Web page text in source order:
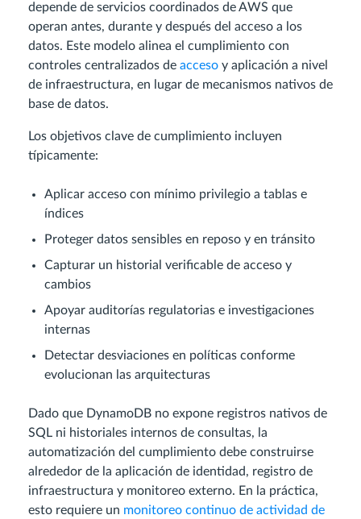
depende de servicios coordinados de AWS que
operan antes, durante y después del acceso a los
datos. Este modelo alinea el cumplimiento con
controles centralizados de acceso y aplicación a nivel
de infraestructura, en lugar de mecanismos nativos de
base de datos.
Los objetivos clave de cumplimiento incluyen
típicamente:
Aplicar acceso con mínimo privilegio a tablas e
índices
Proteger datos sensibles en reposo y en tránsito
Capturar un historial verificable de acceso y
cambios
Apoyar auditorías regulatorias e investigaciones
internas
Detectar desviaciones en políticas conforme
evolucionan las arquitecturas
Dado que DynamoDB no expone registros nativos de
SQL ni historiales internos de consultas, la
automatización del cumplimiento debe construirse
alrededor de la aplicación de identidad, registro de
infraestructura y monitoreo externo. En la práctica,
esto requiere un monitoreo continuo de actividad de